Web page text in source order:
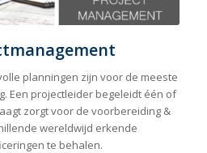
planningen zijn voor de meeste
Een projectleider begeleidt één of
zorgt voor de voorbereiding &
wereldwijd erkende
te behalen.